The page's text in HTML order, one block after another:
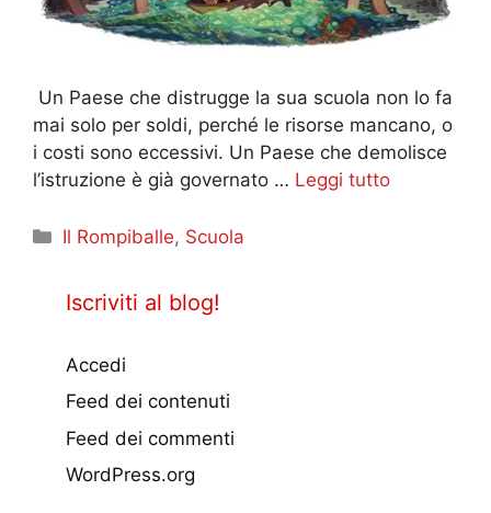
Un Paese che distrugge la sua scuola non lo fa
mai solo per soldi, perché le risorse mancano, o
i costi sono eccessivi. Un Paese che demolisce
l’istruzione è già governato … Leggi tutto
Categorie
Il Rompiballe, Scuola
Iscriviti al blog!
Accedi
Feed dei contenuti
Feed dei commenti
WordPress.org